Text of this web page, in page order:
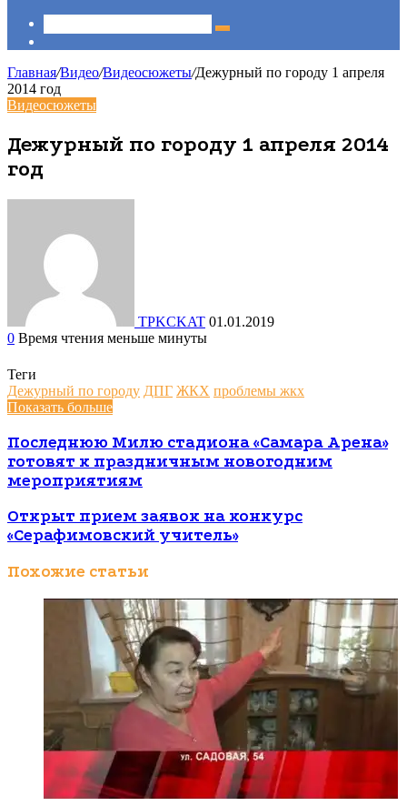
Главная/Видео/Видеосюжеты/Дежурный по городу 1 апреля
2014 год
Видеосюжеты
Дежурный по городу 1 апреля 2014
год
TPKCKAT 01.01.2019
0 Время чтения меньше минуты
Теги
Дежурный по городу ДПГ ЖКХ проблемы жкх
Показать больше
Последнюю Милю стадиона «Самара Арена»
готовят к праздничным новогодним
мероприятиям
Открыт прием заявок на конкурс
«Серафимовский учитель»
Похожие статьи